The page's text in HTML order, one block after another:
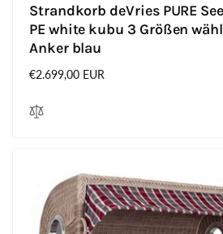
Strandkorb deVries PURE
PE white kubu 3 Größen
Anker blau
Normaler
€2.699,00 EUR